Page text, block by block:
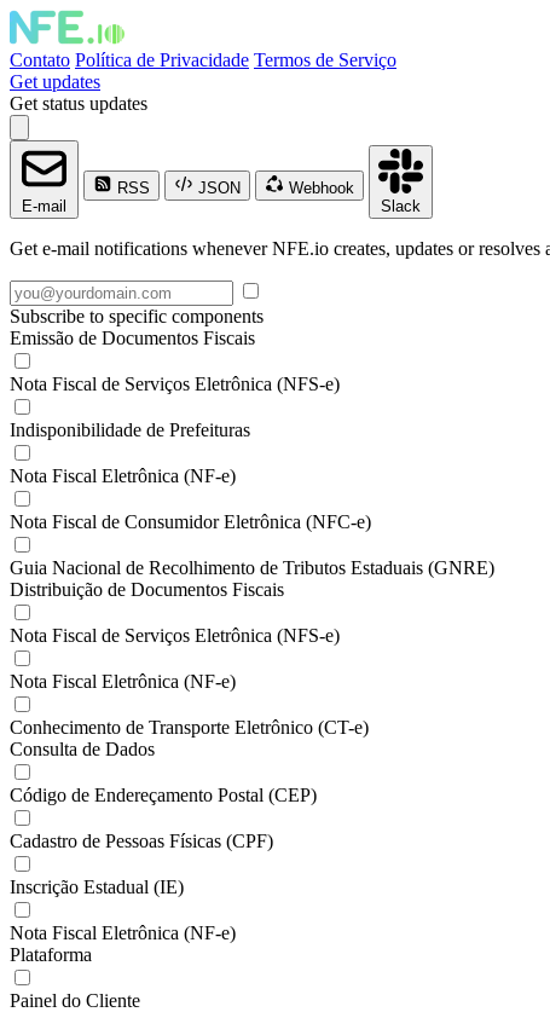
Contato Política de Privacidade Termos de Serviço
Get updates
Get status updates
E-mail
RSS JSON
Webhook
Slack
Get e-mail notifications whenever NFE.io creates, updates or resolves
Subscribe to specific components
Emissão de Documentos Fiscais
Nota Fiscal de Serviços Eletrônica (NFS-e)
Indisponibilidade de Prefeituras
Nota Fiscal Eletrônica (NF-e)
Nota Fiscal de Consumidor Eletrônica (NFC-e)
Guia Nacional de Recolhimento de Tributos Estaduais (GNRE)
Distribuição de Documentos Fiscais
Nota Fiscal de Serviços Eletrônica (NFS-e)
Nota Fiscal Eletrônica (NF-e)
Conhecimento de Transporte Eletrônico (CT-e)
Consulta de Dados
Código de Endereçamento Postal (CEP)
Cadastro de Pessoas Físicas (CPF)
Inscrição Estadual (IE)
Nota Fiscal Eletrônica (NF-e)
Plataforma
Painel do Cliente